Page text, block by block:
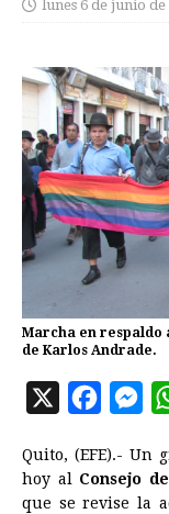
lunes 6 de junio de
Marcha en respaldo
de Karlos Andrade.
X
c
e
M
s
s
Quito, (EFE).- Un
hoy al Consejo
que se revise la